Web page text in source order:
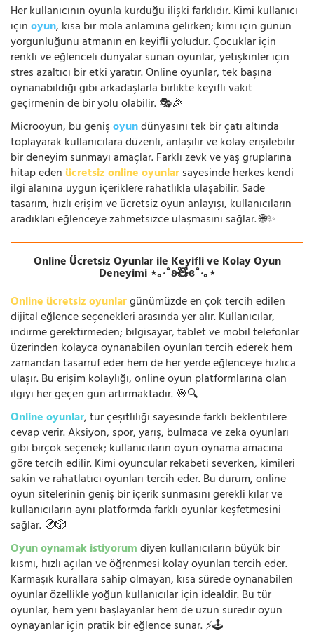
Her kullanıcının oyunla kurduğu ilişki farklıdır. Kimi kullanıcı
içinoyun, kısa bir mola anlamına gelirken; kimi için günün
yorgunluğunu atmanın en keyifli yoludur. Çocuklar için
renkli ve eğlenceli dünyalar sunan oyunlar, yetişkinler için
stres azaltıcı bir etki yaratır. Online oyunlar, tek başına
oynanabildiği gibi arkadaşlarla birlikte keyifli vakit
geçirmenin de bir yolu olabilir. 🎭🎉
Microoyun, bu genişoyundünyasını tek bir çatı altında
toplayarak kullanıcılara düzenli, anlaşılır ve kolay erişilebilir
bir deneyim sunmayı amaçlar. Farklı zevk ve yaş gruplarına
hitap eden ücretsiz online oyunlarsayesinde herkes kendi
ilgi alanına uygun içeriklere rahatlıkla ulaşabilir. Sade
tasarım, hızlı erişim ve ücretsiz oyun anlayışı, kullanıcıların
aradıkları eğlenceye zahmetsizce ulaşmasını sağlar. 🌐✨
Online Ücretsiz Oyunlar ile Keyifli ve Kolay Oyun
Deneyimi ⋆｡‧˚ʚ🧸ɞ˚‧｡⋆
Online ücretsiz oyunlargünümüzde en çok tercih edilen
dijital eğlence seçenekleri arasında yer alır. Kullanıcılar,
indirme gerektirmeden; bilgisayar, tablet ve mobil telefonlar
üzerinden kolayca oynanabilen oyunları tercih ederek hem
zamandan tasarruf eder hem de her yerde eğlenceye hızlıca
ulaşır. Bu erişim kolaylığı, online oyun platformlarına olan
ilgiyi her geçen gün artırmaktadır. 🎯🔍
Online oyunlar, tür çeşitliliği sayesinde farklı beklentilere
cevap verir. Aksiyon, spor, yarış, bulmaca ve zeka oyunları
gibi birçok seçenek; kullanıcıların oyun oynama amacına
göre tercih edilir. Kimi oyuncular rekabeti severken, kimileri
sakin ve rahatlatıcı oyunları tercih eder. Bu durum, online
oyun sitelerinin geniş bir içerik sunmasını gerekli kılar ve
kullanıcıların aynı platformda farklı oyunlar keşfetmesini
sağlar. 🧭🎲
Oyun oynamak istiyorumdiyen kullanıcıların büyük bir
kısmı, hızlı açılan ve öğrenmesi kolay oyunları tercih eder.
Karmaşık kurallara sahip olmayan, kısa sürede oynanabilen
oyunlar özellikle yoğun kullanıcılar için idealdir. Bu tür
oyunlar, hem yeni başlayanlar hem de uzun süredir oyun
oynayanlar için pratik bir eğlence sunar. ⚡🕹️